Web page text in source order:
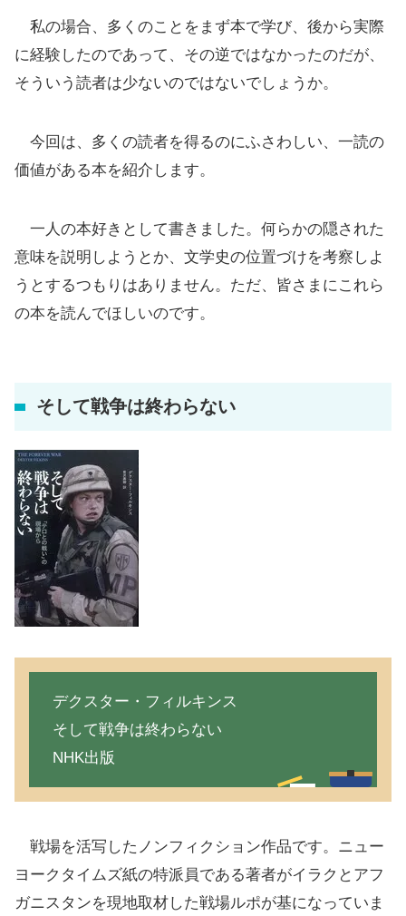
私の場合、多くのことをまず本で学び、後から実際
に経験したのであって、その逆ではなかったのだが、
そういう読者は少ないのではないでしょうか。
今回は、多くの読者を得るのにふさわしい、一読の
価値がある本を紹介します。
一人の本好きとして書きました。何らかの隠された
意味を説明しようとか、文学史の位置づけを考察しよ
うとするつもりはありません。ただ、皆さまにこれら
の本を読んでほしいのです。
そして戦争は終わらない
デクスター・フィルキンス
そして戦争は終わらない
NHK出版
戦場を活写したノンフィクション作品です。ニュー
ヨークタイムズ紙の特派員である著者がイラクとアフ
ガニスタンを現地取材した戦場ルポが基になっていま